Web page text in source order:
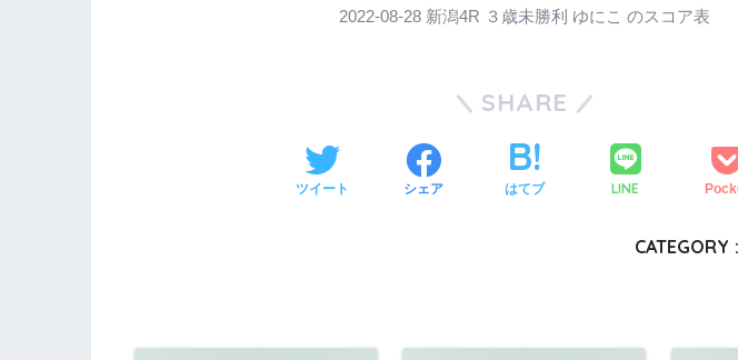
2022-08-28 新潟4R ３歳未勝利 ゆにこ のスコア表
SHARE
ツイート シェア はてブ LINE
CATEGORY :